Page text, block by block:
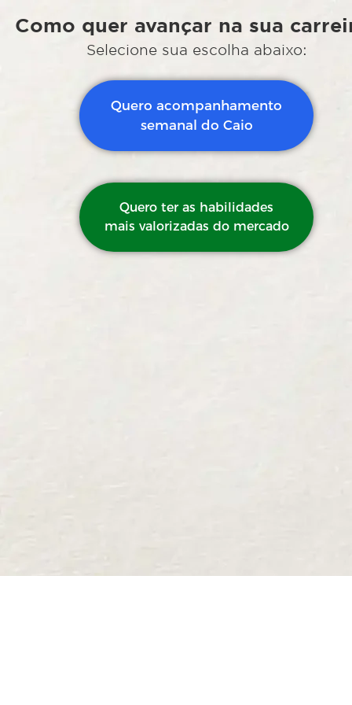
Como quer avançar na sua
Selecione sua escolha abaixo:
Quero acompanhamento
semanal do Caio
Quero ter as habilidades
mais valorizadas do mercado